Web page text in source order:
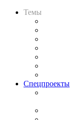
Темы
Спецпроекты